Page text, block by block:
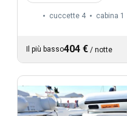
cuccette 4 cabina 1
Il più basso404 € / notte